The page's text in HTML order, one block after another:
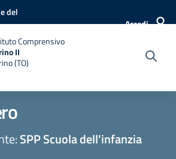
del
Accedi
Comprensivo
II
(TO)
SPP Scuola dell'infanzia